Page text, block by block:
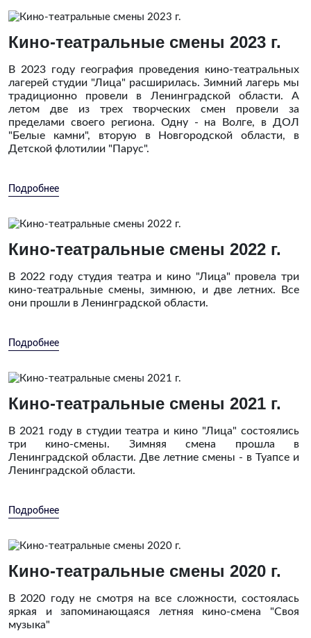
Кино-театральные смены 2023 г.
В 2023 году география проведения кино-театральных
лагерей студии "Лица" расширилась. Зимний лагерь мы
традиционно провели в Ленинградской области. А
летом две из трех творческих смен провели за
пределами своего региона. Одну - на Волге, в ДОЛ
"Белые камни", вторую в Новгородской области, в
Детской флотилии "Парус".
Подробнее
Кино-театральные смены 2022 г.
В 2022 году студия театра и кино "Лица" провела три
кино-театральные смены, зимнюю, и две летних. Все
они прошли в Ленинградской области.
Подробнее
Кино-театральные смены 2021 г.
В 2021 году в студии театра и кино "Лица" состоялись
три кино-смены. Зимняя смена прошла в
Ленинградской области. Две летние смены - в Туапсе и
Ленинградской области.
Подробнее
Кино-театральные смены 2020 г.
В 2020 году не смотря на все сложности, состоялась
яркая и запоминающаяся летняя кино-смена "Своя
музыка"